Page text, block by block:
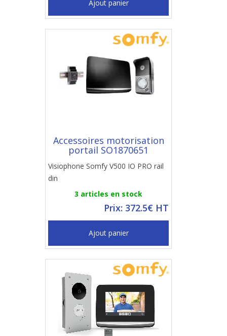
Ajout panier
Accessoires motorisation
portail SO1870651
Visiophone Somfy V500 IO PRO rail
din
3 articles en stock
Prix: 372.5€ HT
Ajout panier